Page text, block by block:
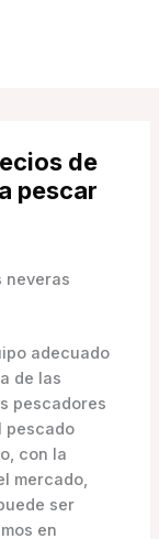
de
pescar
neveras
adecuado
de las
pescadores
pescado
con la
mercado,
ser
en